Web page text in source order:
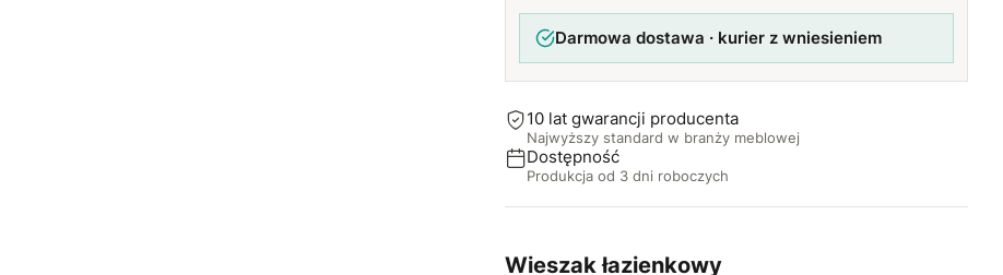
Darmowa dostawa · kurier z wniesieniem
10 lat gwarancji producenta
Najwyższy standard w branży meblowej
Dostępność
Produkcja od 3 dni roboczych
Wieszak łazienkowy